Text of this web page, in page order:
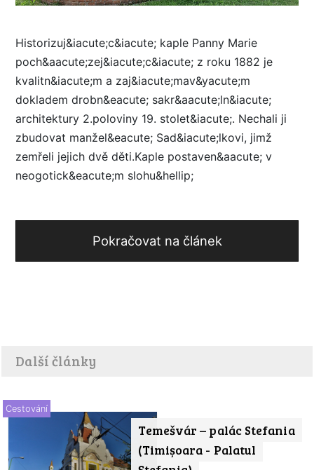
Historizuj&iacute;c&iacute; kaple Panny Marie
poch&aacute;zej&iacute;c&iacute; z roku 1882 je
kvalitn&iacute;m a zaj&iacute;mav&yacute;m
dokladem drobn&eacute; sakr&aacute;ln&iacute;
architektury 2.poloviny 19. stolet&iacute;. Nechali ji
zbudovat manžel&eacute; Sad&iacute;lkovi, jimž
zemřeli jejich dvě děti.Kaple postaven&aacute; v
neogotick&eacute;m slohu&hellip;
Pokračovat na článek
Další články
Temešvár – palác Stefania
(Timișoara - Palatul
Cestování